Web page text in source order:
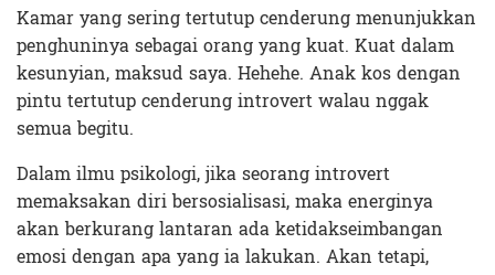
Kamar yang sering tertutup cenderung menunjukkan
penghuninya sebagai orang yang kuat. Kuat dalam
kesunyian, maksud saya. Hehehe. Anak kos dengan
pintu tertutup cenderung introvert walau nggak
semua begitu.
Dalam ilmu psikologi, jika seorang introvert
memaksakan diri bersosialisasi, maka energinya
akan berkurang lantaran ada ketidakseimbangan
emosi dengan apa yang ia lakukan. Akan tetapi,